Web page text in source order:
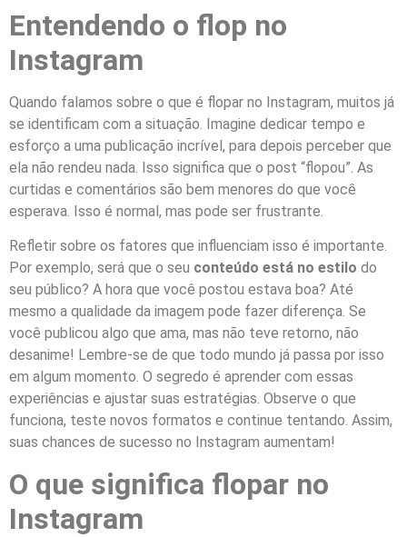
Entendendo o flop no
Instagram
Quando falamos sobre o que é flopar no Instagram, muitos já
se identificam com a situação. Imagine dedicar tempo e
esforço a uma publicação incrível, para depois perceber que
ela não rendeu nada. Isso significa que o post “flopou”. As
curtidas e comentários são bem menores do que você
esperava. Isso é normal, mas pode ser frustrante.
Refletir sobre os fatores que influenciam isso é importante.
Por exemplo, será que o seu conteúdo está no estilo do
seu público? A hora que você postou estava boa? Até
mesmo a qualidade da imagem pode fazer diferença. Se
você publicou algo que ama, mas não teve retorno, não
desanime! Lembre-se de que todo mundo já passa por isso
em algum momento. O segredo é aprender com essas
experiências e ajustar suas estratégias. Observe o que
funciona, teste novos formatos e continue tentando. Assim,
suas chances de sucesso no Instagram aumentam!
O que significa flopar no
Instagram